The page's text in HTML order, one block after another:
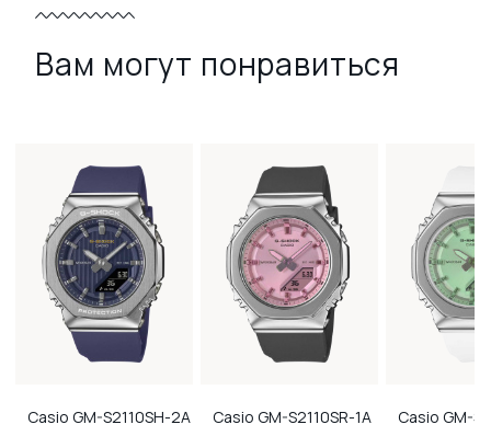
Вам могут понравиться
Casio GM-S2110SH-2A Casio GM-S2110SR-1A Casio GM-